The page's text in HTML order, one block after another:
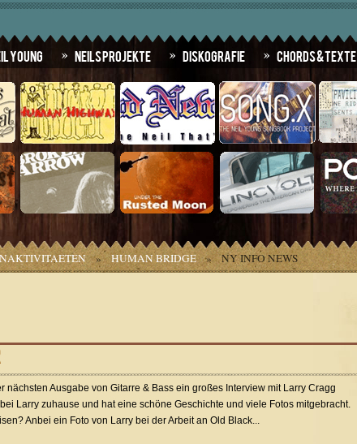
Young Neils Projekte Diskografie Chords & Texte
» HUMAN BRIDGE » NY INFO NEWS
nächsten Ausgabe von Gitarre & Bass ein großes Interview mit Larry Cragg
Larry zuhause und hat eine schöne Geschichte und viele Fotos mitgebracht.
Anbei ein Foto von Larry bei der Arbeit an Old Black...